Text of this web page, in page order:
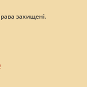
захищені.